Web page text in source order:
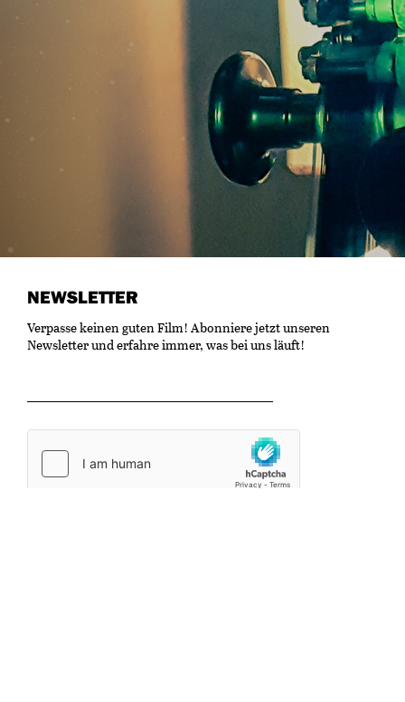
NEWSLETTER
Verpasse keinen guten Film! Abonniere jetzt unseren
Newsletter und erfahre immer, was bei uns läuft!